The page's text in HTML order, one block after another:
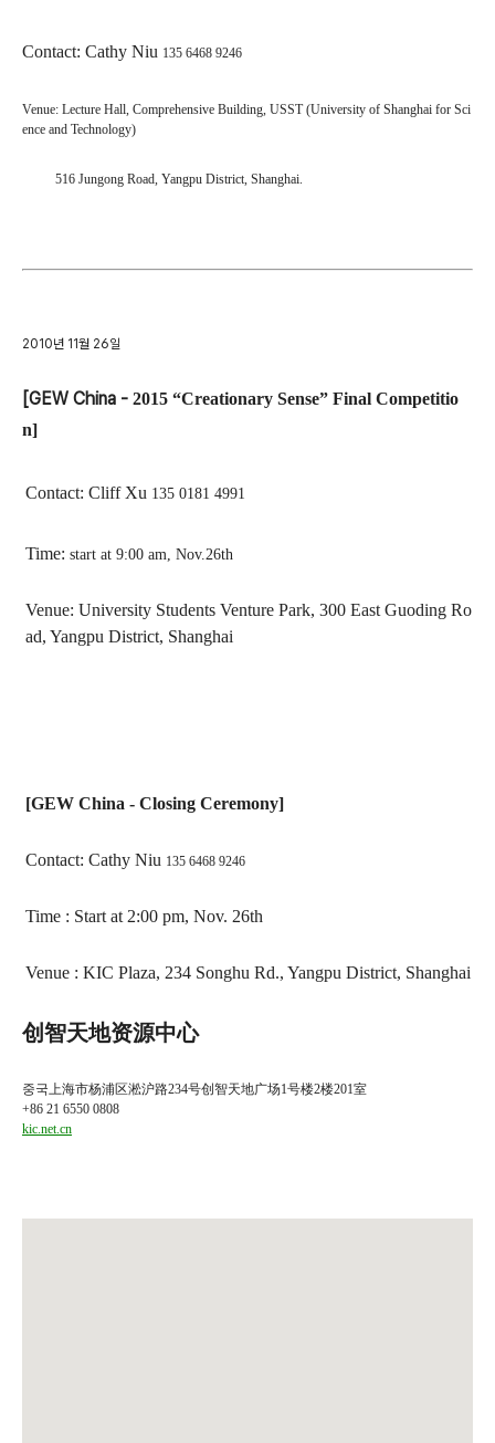
Contact: Cathy Niu 135 6468 9246
Venue: Lecture Hall, Comprehensive Building, USST (University of Shanghai for Sci
ence and Technology)
516 Jungong Road, Yangpu District, Shanghai.
2010년 11월 26일
[GEW China - 2015 “Creationary Sense” Final Competitio
n]
Contact: Cliff Xu 135 0181 4991
Time: start at 9:00 am, Nov.26th
Venue: University Students Venture Park, 300 East Guoding Ro
ad, Yangpu District, Shanghai
[GEW China - Closing Ceremony]
Contact: Cathy Niu 135 6468 9246
Time : Start at 2:00 pm, Nov. 26th
Venue : KIC Plaza, 234 Songhu Rd., Yangpu District, Shanghai
创智天地资源中心
중국上海市杨浦区淞沪路234号创智天地广场1号楼2楼201室
+86 21 6550 0808
kic.net.cn